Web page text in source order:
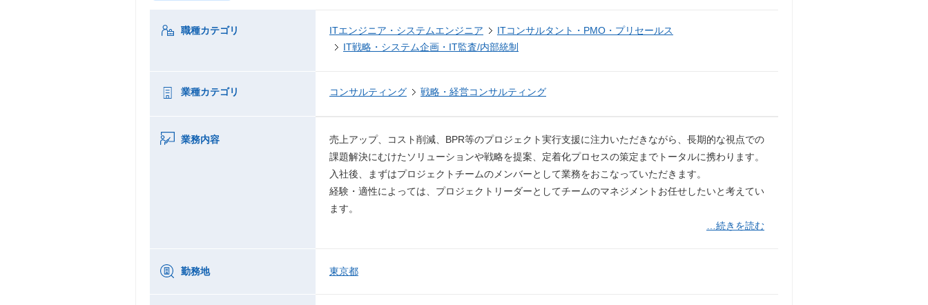
職種カテゴリ ITエンジニア・システムエンジニア
ITコンサルタント・PMO・プリセールス
IT戦略・システム企画・IT監査/内部統制
業種カテゴリ コンサルティング 戦略・経営コンサルティング
業務内容
売上アップ、コスト削減、BPR等のプロジェクト実行支援に注力いただきながら、長期的な視点での
課題解決にむけたソリューションや戦略を提案、定着化プロセスの策定までトータルに携わります。
入社後、まずはプロジェクトチームのメンバーとして業務をおこなっていただきます。
経験・適性によっては、プロジェクトリーダーとしてチームのマネジメントお任せしたいと考えてい
ます。
…続きを読む
勤務地 東京都